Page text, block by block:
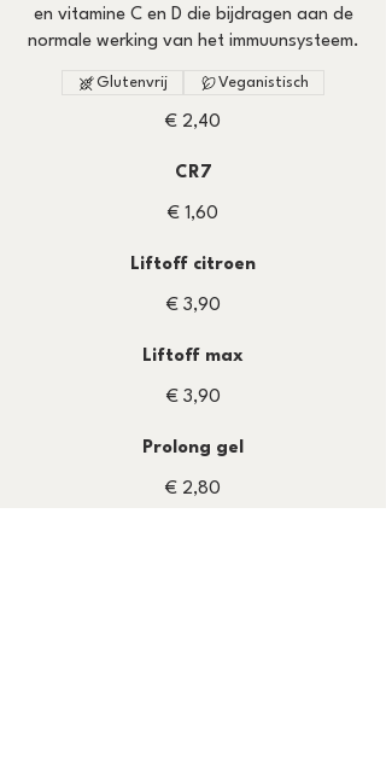
en vitamine C en D die bijdragen aan de
normale werking van het immuunsysteem.
€ 2,40
Glutenvrij Veganistisch
CR7
€ 1,60
Liftoff citroen
€ 3,90
Liftoff max
€ 3,90
Prolong gel
€ 2,80